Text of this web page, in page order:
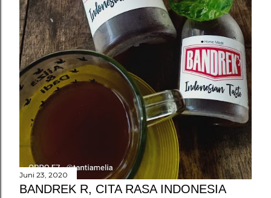
Juni 23, 2020
BANDREK R, CITA RASA INDONESIA